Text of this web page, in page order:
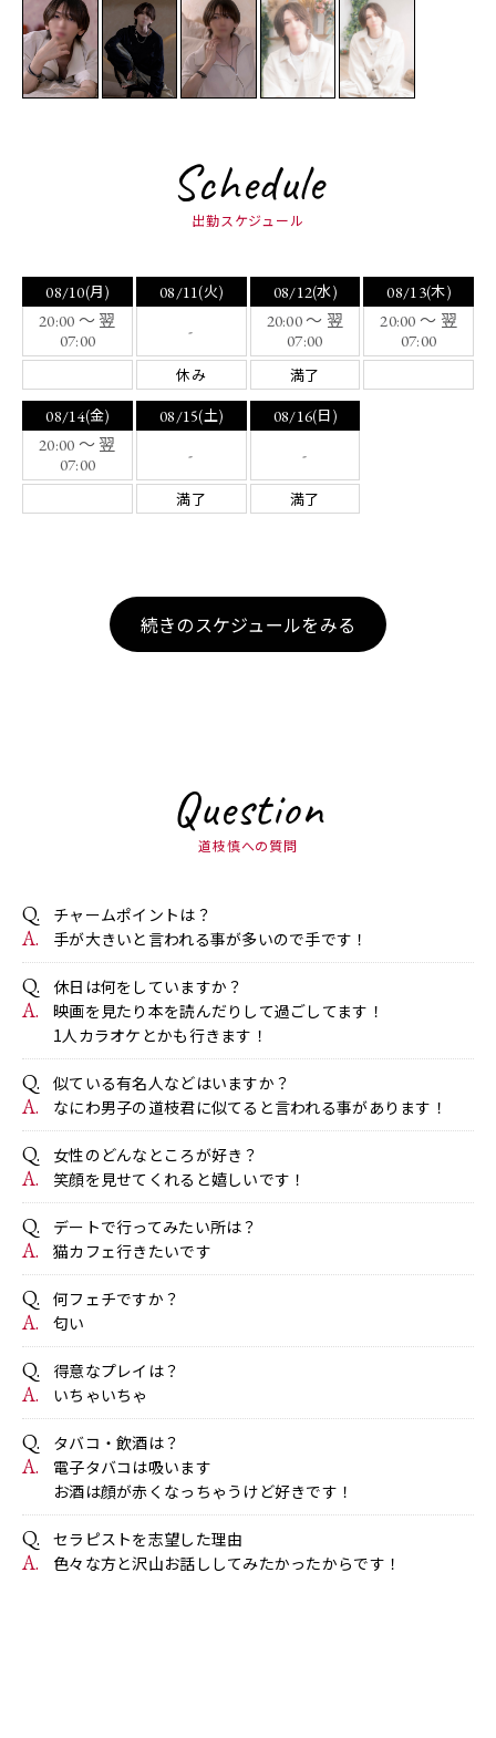
Schedule
出勤スケジュール
08/10(月)
20:00 ～ 翌
07:00
08/11(火)
-
休み
08/12(水)
20:00 ～ 翌
07:00
満了
08/13(木)
20:00 ～ 翌
07:00
08/14(金)
20:00 ～ 翌
07:00
08/15(土)
-
満了
08/16(日)
-
満了
続きのスケジュールをみる
Question
道枝慎への質問
チャームポイントは？
手が大きいと言われる事が多いので手です！
休日は何をしていますか？
映画を見たり本を読んだりして過ごしてます！
1人カラオケとかも行きます！
似ている有名人などはいますか？
なにわ男子の道枝君に似てると言われる事があります！
女性のどんなところが好き？
笑顔を見せてくれると嬉しいです！
デートで行ってみたい所は？
猫カフェ行きたいです
何フェチですか？
匂い
得意なプレイは？
いちゃいちゃ
タバコ・飲酒は？
電子タバコは吸います
お酒は顔が赤くなっちゃうけど好きです！
セラピストを志望した理由
色々な方と沢山お話ししてみたかったからです！